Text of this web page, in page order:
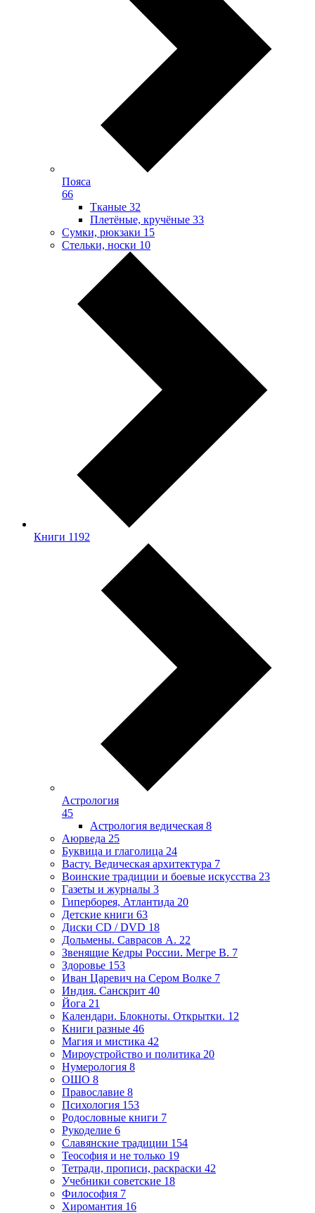
Пояса
66
Тканые 32
Плетёные, кручёные 33
Сумки, рюкзаки 15
Стельки, носки 10
Книги 1192
Астрология
45
Астрология ведическая 8
Аюрведа 25
Буквица и глаголица 24
Васту. Ведическая архитектура 7
Воинские традиции и боевые искусства 23
Газеты и журналы 3
Гиперборея, Атлантида 20
Детские книги 63
Диски CD / DVD 18
Дольмены. Саврасов А. 22
Звенящие Кедры России. Мегре В. 7
Здоровье 153
Иван Царевич на Сером Волке 7
Индия. Санскрит 40
Йога 21
Календари. Блокноты. Открытки. 12
Книги разные 46
Магия и мистика 42
Мироустройство и политика 20
Нумерология 8
ОШО 8
Православие 8
Психология 153
Родословные книги 7
Рукоделие 6
Славянские традиции 154
Теософия и не только 19
Тетради, прописи, раскраски 42
Учебники советские 18
Философия 7
Хиромантия 16